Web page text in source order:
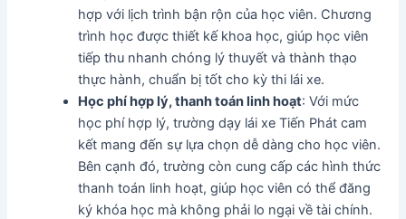
hợp với lịch trình bận rộn của học viên. Chương
trình học được thiết kế khoa học, giúp học viên
tiếp thu nhanh chóng lý thuyết và thành thạo
thực hành, chuẩn bị tốt cho kỳ thi lái xe.
Học phí hợp lý, thanh toán linh hoạt: Với mức
học phí hợp lý, trường dạy lái xe Tiến Phát cam
kết mang đến sự lựa chọn dễ dàng cho học viên.
Bên cạnh đó, trường còn cung cấp các hình thức
thanh toán linh hoạt, giúp học viên có thể đăng
ký khóa học mà không phải lo ngại về tài chính.